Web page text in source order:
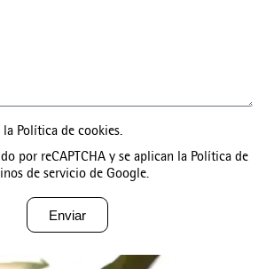
la Política de cookies.
por reCAPTCHA y se aplican la Política de
de servicio de Google.
Enviar